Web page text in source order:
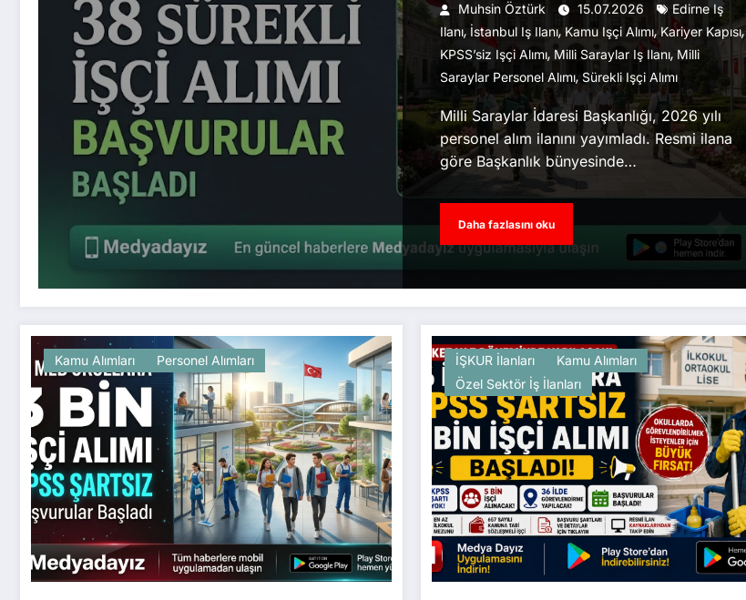
Muhsin Öztürk 15.07.2026
Edirne Iş
Ilanı, İstanbul Iş Ilanı, Kamu Işçi Alımı,Kariyer Kapısı,
KPSS’siz Işçi Alımı, Milli Saraylar Iş Ilanı, Milli
Saraylar Personel Alımı, Sürekli Işçi Alımı
Milli Saraylar İdaresi Başkanlığı, 2026 yılı
personel alım ilanını yayımladı. Resmi ilana
göre Başkanlık bünyesinde…
Daha fazlasını oku
Kamu Alımları Personel Alımları İŞKUR İlanları
Kamu Alımları
Özel Sektör İş İlanları